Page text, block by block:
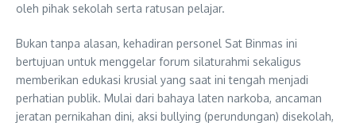
oleh pihak sekolah serta ratusan pelajar.
Bukan tanpa alasan, kehadiran personel Sat Binmas ini
bertujuan untuk menggelar forum silaturahmi sekaligus
memberikan edukasi krusial yang saat ini tengah menjadi
perhatian publik. Mulai dari bahaya laten narkoba, ancaman
jeratan pernikahan dini, aksi bullying (perundungan) disekolah,